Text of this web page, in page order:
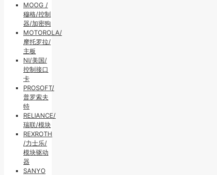
MOOG /
穆格/控制
器/加密狗
MOTOROLA/
摩托罗拉/
主板
NI/美国/
控制接口
卡
PROSOFT/
普罗索夫
特
RELIANCE/
瑞联/模块
REXROTH
/力士乐/
模块驱动
器
SANYO